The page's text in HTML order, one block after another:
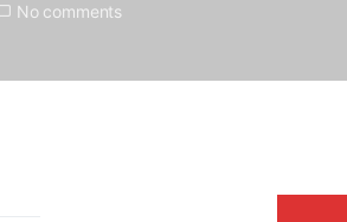
No comments